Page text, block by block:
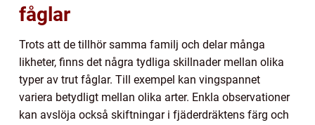
fåglar
Trots att de tillhör samma familj och delar många
likheter, finns det några tydliga skillnader mellan olika
typer av trut fåglar. Till exempel kan vingspannet
variera betydligt mellan olika arter. Enkla observationer
kan avslöja också skiftningar i fjäderdräktens färg och